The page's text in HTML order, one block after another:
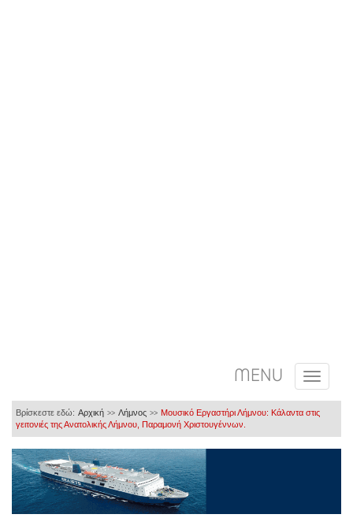
MENU
Βρίσκεστε εδώ: Αρχική >> Λήμνος >> Μουσικό Εργαστήρι Λήμνου: Κάλαντα στις
γειτονιές της Ανατολικής Λήμνου, Παραμονή Χριστουγέννων.